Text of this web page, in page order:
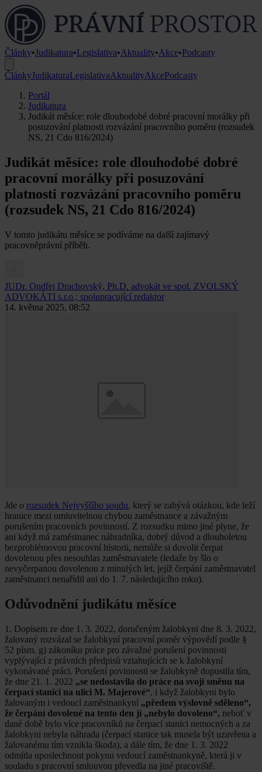
Články•Judikatura•Legislativa•Aktuality•Akce•Podcasty
ČlánkyJudikaturaLegislativaAktualityAkcePodcasty
Portál
Judikatura
Judikát měsíce: role dlouhodobé dobré pracovní morálky při
posuzování platnosti rozvázání pracovního poměru (rozsudek
NS, 21 Cdo 816/2024)
Judikát měsíce: role dlouhodobé dobré
pracovní morálky při posuzování
platnosti rozvázání pracovního poměru
(rozsudek NS, 21 Cdo 816/2024)
V tomto judikátu měsíce se podíváme na další zajímavý
pracovněprávní příběh.
JUDr. Ondřej Drachovský, Ph.D. advokát ve spol. ZVOLSKÝ
ADVOKÁTI s.r.o.; spolupracující redaktor
14. května 2025, 08:52
Jde o rozsudek Nejvyššího soudu, který se zabývá otázkou, kde leží
hranice mezi omluvitelnou chybou zaměstnance a závažným
porušením pracovních povinností. Z rozsudku mimo jiné plyne, že
ani když má zaměstnanec náhradníka, dobrý důvod a dlouholetou
bezproblémovou pracovní historii, nemůže si dovolit čerpat
dovolenou přes nesouhlas zaměstnavatele (ledaže by šlo o
nevyčerpanou dovolenou z minulých let, jejíž čerpání zaměstnavatel
zaměstnanci nenařídil ani do 1. 7. následujícího roku).
Odůvodnění judikátu měsíce
1. Dopisem ze dne 1. 3. 2022, doručeným žalobkyni dne 8. 3. 2022,
žalovaný rozvázal se žalobkyní pracovní poměr výpovědí podle §
52 písm. g) zákoníku práce pro závažné porušení povinnosti
vyplývající z právních předpisů vztahujících se k žalobkyní
vykonávané práci. Porušení povinnosti se žalobkyně dopustila tím,
že dne 21. 1. 2022 „se nedostavila do práce na svoji směnu na
čerpací stanici na ulici M. Majerové“, i když žalobkyni bylo
žalovaným i vedoucí zaměstnankyní „předem výslovně sděleno“,
že čerpání dovolené na tento den jí „nebylo dovoleno“, neboť v
dané době bylo více pracovníků na čerpací stanici nemocných a za
žalobkyni nebyla náhrada (čerpací stanice tak musela být uzavřena a
žalovanému tím vznikla škoda), a dále tím, že dne 1. 3. 2022
odmítla uposlechnout pokynu vedoucí zaměstnankyně, která ji v
souladu s pracovní smlouvou převedla na jiné pracoviště.